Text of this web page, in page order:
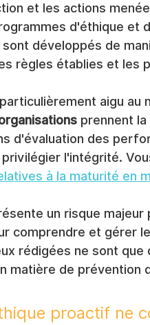
et les actions
d'éthique et
développés de
règles établies et les
aigu au
prennent
d'évaluation des
l'intégrité.
à la maturité en
un risque
comprendre et gérer
rédigées ne sont
matière de
proactif ne